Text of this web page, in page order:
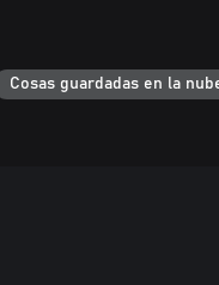
Cosas guardadas en la